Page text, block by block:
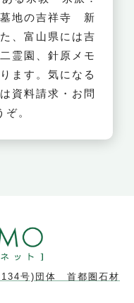
墓地の吉祥寺 新
、富山県には吉
霊園、針原メモ
ます。気になる
資料請求・お問
。
号)団体 首都圏石材